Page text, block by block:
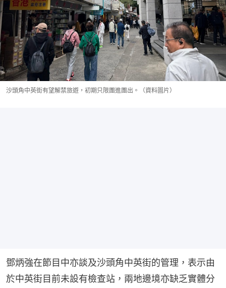
沙頭角中英街有望解禁旅遊，初期只限團進團出。（資料圖片）
鄧炳強在節目中亦談及沙頭角中英街的管理，表示由
於中英街目前未設有檢查站，兩地邊境亦缺乏實體分